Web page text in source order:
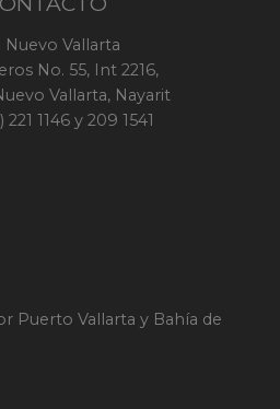
Vallarta
No. 55, Int 2216,
Vallarta, Nayarit
1146 y 209 1541
Puerto Vallarta y Bahía de